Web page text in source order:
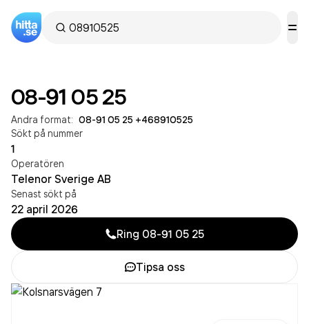
08-91 05 25
Andra format: 08-91 05 25 +468910525
Sökt på nummer
1
Operatören
Telenor Sverige AB
Senast sökt på
22 april 2026
Ring 08-91 05 25
Tipsa oss